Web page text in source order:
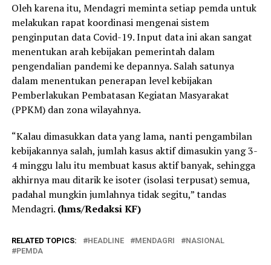
Oleh karena itu, Mendagri meminta setiap pemda untuk
melakukan rapat koordinasi mengenai sistem
penginputan data Covid-19. Input data ini akan sangat
menentukan arah kebijakan pemerintah dalam
pengendalian pandemi ke depannya. Salah satunya
dalam menentukan penerapan level kebijakan
Pemberlakukan Pembatasan Kegiatan Masyarakat
(PPKM) dan zona wilayahnya.
“Kalau dimasukkan data yang lama, nanti pengambilan
kebijakannya salah, jumlah kasus aktif dimasukin yang 3-
4 minggu lalu itu membuat kasus aktif banyak, sehingga
akhirnya mau ditarik ke isoter (isolasi terpusat) semua,
padahal mungkin jumlahnya tidak segitu,” tandas
Mendagri. (hms/Redaksi KF)
RELATED TOPICS: HEADLINE MENDAGRI
NASIONAL
PEMDA